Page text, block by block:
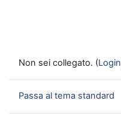
Non sei collegato. (Login
Passa al tema standard